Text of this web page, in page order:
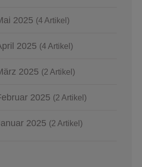
2025 (4 Artikel)
2025 (4 Artikel)
2025 (2 Artikel)
2025 (2 Artikel)
2025 (2 Artikel)